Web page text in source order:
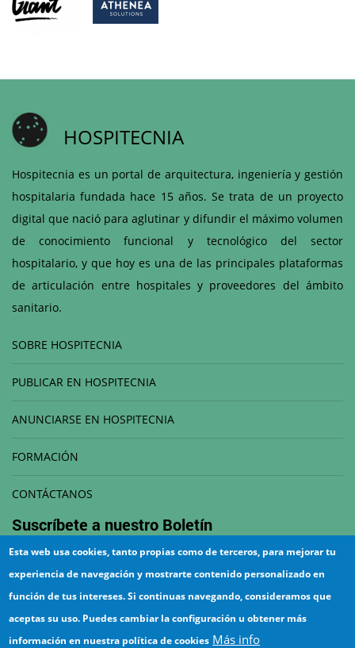
HOSPITECNIA
Hospitecnia es un portal de arquitectura, ingeniería y gestión
hospitalaria fundada hace 15 años. Se trata de un proyecto
digital que nació para aglutinar y difundir el máximo volumen
de conocimiento funcional y tecnológico del sector
hospitalario, y que hoy es una de las principales plataformas
de articulación entre hospitales y proveedores del ámbito
sanitario.
SOBRE HOSPITECNIA
PUBLICAR EN HOSPITECNIA
ANUNCIARSE EN HOSPITECNIA
FORMACIÓN
CONTÁCTANOS
Suscríbete a nuestro Boletín
¡Suscríbete!
Esta web usa cookies, tanto propias como de terceros, para mejorar tu
experiencia de navegación y mostrarte contenido personalizado en
función de tus intereses. Si continuas navegando, consideramos que
aceptas su uso. Puedes cambiar la configuración u obtener más
información en nuestra política de cookies Más info